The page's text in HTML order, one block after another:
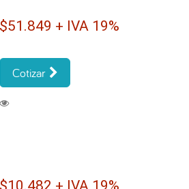
$51.849 + IVA 19%
Cotizar
$10.482 + IVA 19%